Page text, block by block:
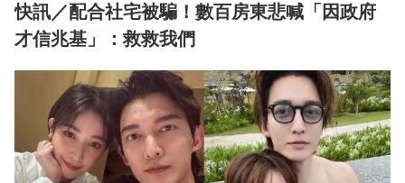
快訊／配合社宅被騙！數百房東悲喊「因政府
才信兆基」：救救我們